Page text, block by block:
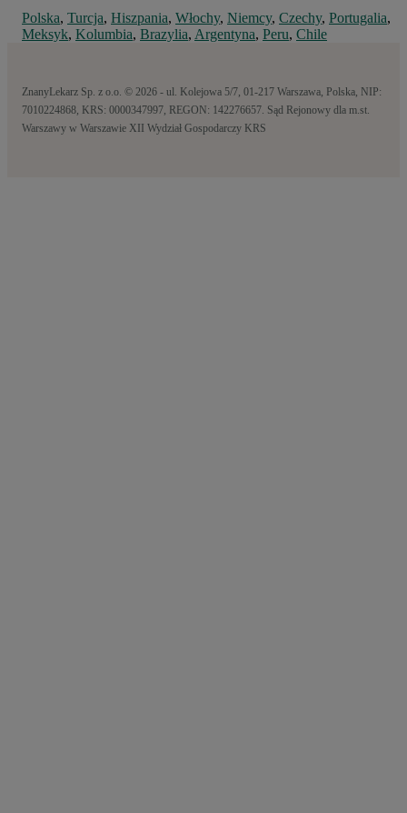
Polska, Turcja, Hiszpania, Włochy, Niemcy, Czechy, Portugalia,
Meksyk, Kolumbia, Brazylia, Argentyna, Peru, Chile
ZnanyLekarz Sp. z o.o. © 2026 - ul. Kolejowa 5/7, 01-217 Warszawa, Polska, NIP:
7010224868, KRS: 0000347997, REGON: 142276657. Sąd Rejonowy dla m.st.
Warszawy w Warszawie XII Wydział Gospodarczy KRS